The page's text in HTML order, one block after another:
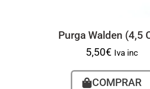
Purga Walden (4,5
5,50€ Iva inc
COMPRAR